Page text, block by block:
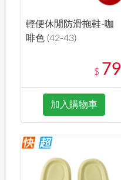
輕便休閒防滑拖鞋-咖
啡色 (42-43)
$ 79
加入購物車